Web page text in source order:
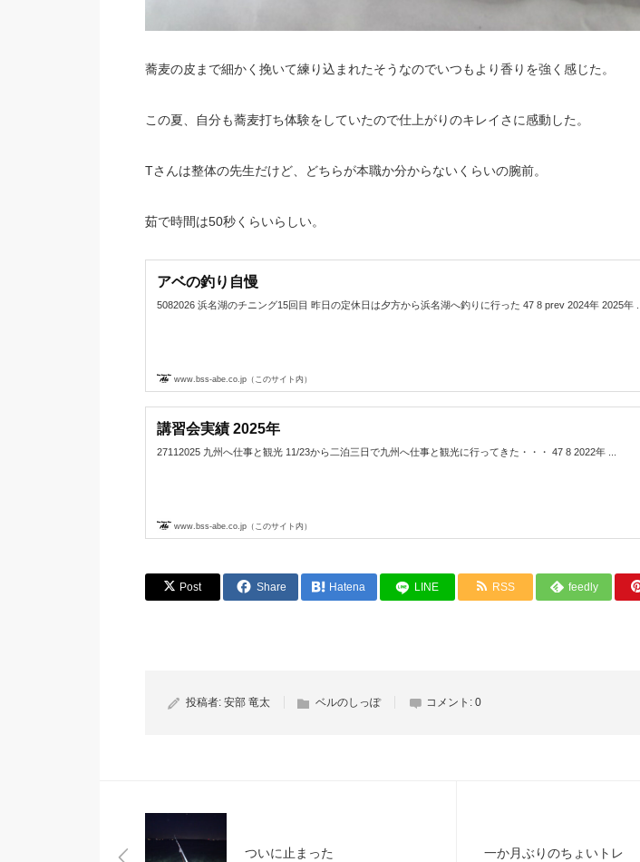
蕎麦の皮まで細かく挽いて練り込まれたそうなのでいつもより香りを強く感じた。
この夏、自分も蕎麦打ち体験をしていたので仕上がりのキレイさに感動した。
Tさんは整体の先生だけど、どちらが本職か分からないくらいの腕前。
茹で時間は50秒くらいらしい。
アベの釣り自慢
5082026 浜名湖のチニング15回目 昨日の定休日は夕方から浜名湖へ釣りに行った 47 8 prev 2024年 2025年 ...
www.bss-abe.co.jp（このサイト内）
講習会実績 2025年
27112025 九州へ仕事と観光 11/23から二泊三日で九州へ仕事と観光に行ってきた・・・ 47 8 2022年 ...
www.bss-abe.co.jp（このサイト内）
Post Share Hatena LINE RSS feedly
投稿者: 安部 竜太 ベルのしっぽ コメント: 0
ついに止まった 一か月ぶりのちょいトレ